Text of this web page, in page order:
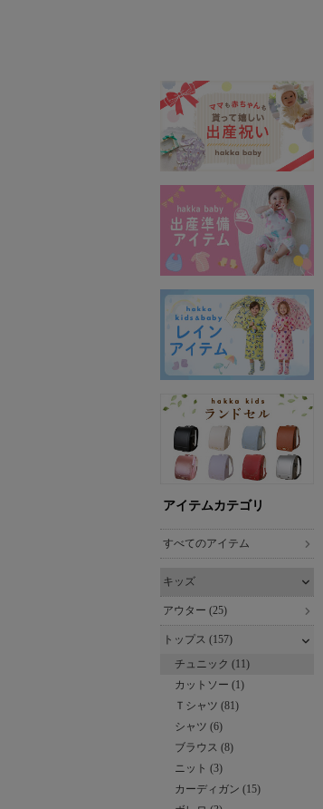
アイテムカテゴリ
すべてのアイテム
キッズ
アウター (25)
トップス (157)
チュニック (11)
カットソー (1)
Ｔシャツ (81)
シャツ (6)
ブラウス (8)
ニット (3)
カーディガン (15)